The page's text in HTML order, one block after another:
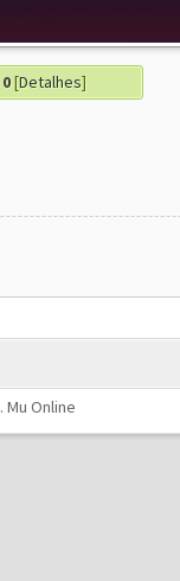
0[Detalhes]
. Mu Online